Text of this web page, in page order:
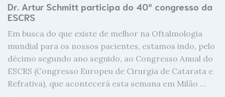
Dr. Artur Schmitt participa do 40º congresso da
ESCRS
Em busca do que existe de melhor na Oftalmologia
mundial para os nossos pacientes, estamos indo, pelo
décimo segundo ano seguido, ao Congresso Anual do
ESCRS (Congresso Europeu de Cirurgia de Catarata e
Refrativa), que acontecerá esta semana em Milão …